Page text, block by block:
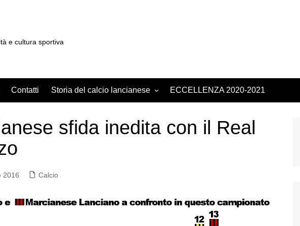
e cultura sportiva
Contatti Storia del calcio lancianese ECCELLENZA 2020-2021
sfida inedita con il Real
2016 Calcio